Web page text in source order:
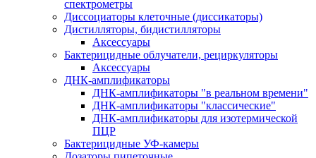
спектрометры
Диссоциаторы клеточные (диссикаторы)
Дистилляторы, бидистилляторы
Аксессуары
Бактерицидные облучатели, рециркуляторы
Аксессуары
ДНК-амплификаторы
ДНК-амплификаторы "в реальном времени"
ДНК-амплификаторы "классические"
ДНК-амплификаторы для изотермической
ПЦР
Бактерицидные УФ-камеры